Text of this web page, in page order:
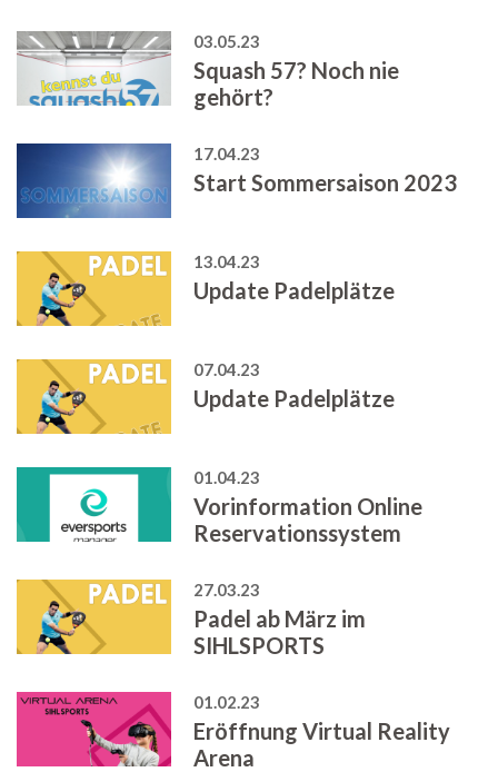
03.05.23
Squash 57? Noch nie
gehört?
17.04.23
Start Sommersaison 2023
13.04.23
Update Padelplätze
07.04.23
Update Padelplätze
01.04.23
Vorinformation Online
Reservationssystem
27.03.23
Padel ab März im
SIHLSPORTS
01.02.23
Eröffnung Virtual Reality
Arena